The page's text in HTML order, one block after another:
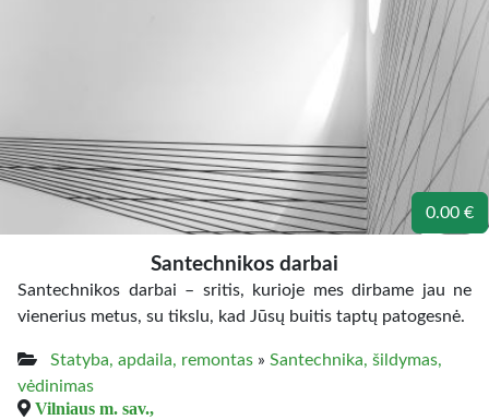
0.00 €
Santechnikos darbai
​Santechnikos darbai – sritis, kurioje mes dirbame jau ne
vienerius metus, su tikslu, kad Jūsų buitis taptų patogesnė.
Statyba, apdaila, remontas » Santechnika, šildymas,
vėdinimas
Vilniaus m. sav.,